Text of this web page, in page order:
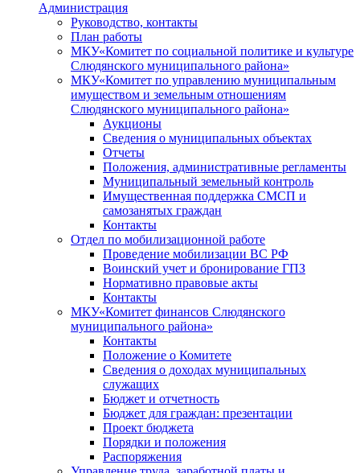
Администрация
Руководство, контакты
План работы
МКУ«Комитет по социальной политике и культуре
Слюдянского муниципального района»
МКУ«Комитет по управлению муниципальным
имуществом и земельным отношениям
Слюдянского муниципального района»
Аукционы
Сведения о муниципальных объектах
Отчеты
Положения, административные регламенты
Муниципальный земельный контроль
Имущественная поддержка СМСП и
самозанятых граждан
Контакты
Отдел по мобилизационной работе
Проведение мобилизации ВС РФ
Воинский учет и бронирование ГПЗ
Нормативно правовые акты
Контакты
МКУ«Комитет финансов Слюдянского
муниципального района»
Контакты
Положение о Комитете
Сведения о доходах муниципальных
служащих
Бюджет и отчетность
Бюджет для граждан: презентации
Проект бюджета
Порядки и положения
Распоряжения